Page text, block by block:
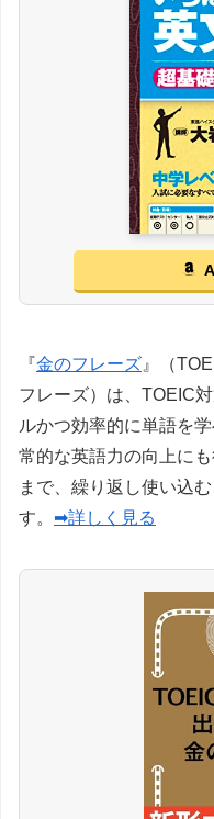
『金のフレーズ 』（
フレーズ）は、TOEIC
ルかつ効率的に単語を
常的な英語力の向上に
まで、繰り返し使い込
す。 ➡詳しく見る